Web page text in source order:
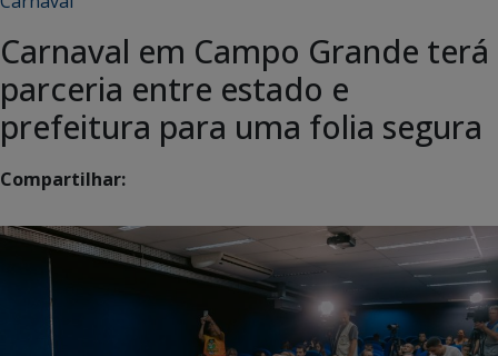
Carnaval em Campo Grande terá
parceria entre estado e
prefeitura para uma folia segura
Compartilhar: